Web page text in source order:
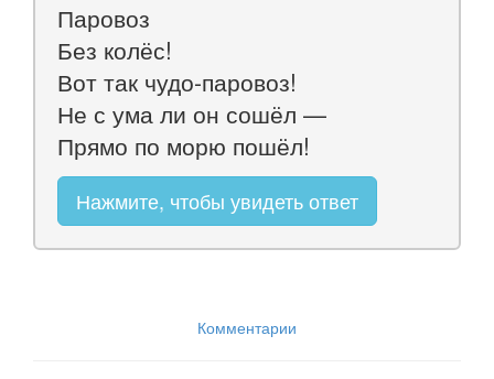
Паровоз
Без колёс!
Вот так чудо-паровоз!
Не с ума ли он сошёл —
Прямо по морю пошёл!
Нажмите, чтобы увидеть ответ
Комментарии